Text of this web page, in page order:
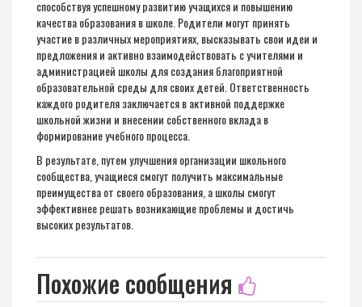
способствуя успешному развитию учащихся и повышению
качества образования в школе. Родители могут принять
участие в различных мероприятиях, высказывать свои идеи и
предложения и активно взаимодействовать с учителями и
администрацией школы для создания благоприятной
образовательной среды для своих детей. Ответственность
каждого родителя заключается в активной поддержке
школьной жизни и внесении собственного вклада в
формирование учебного процесса.
В результате, путем улучшения организации школьного
сообщества, учащиеся смогут получить максимальные
преимущества от своего образования, а школы смогут
эффективнее решать возникающие проблемы и достичь
высоких результатов.
Похожие сообщения